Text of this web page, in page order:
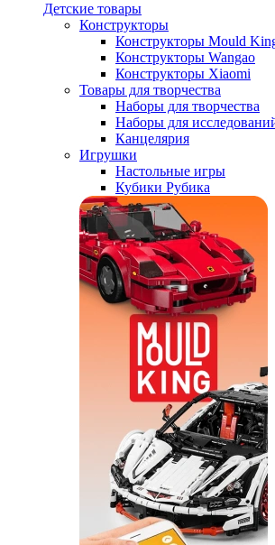
Детские товары
Конструкторы
Конструкторы Mould
Конструкторы Wangao
Конструкторы Xiaomi
Товары для творчества
Наборы для творчества
Наборы для
Канцелярия
Игрушки
Настольные игры
Кубики Рубика